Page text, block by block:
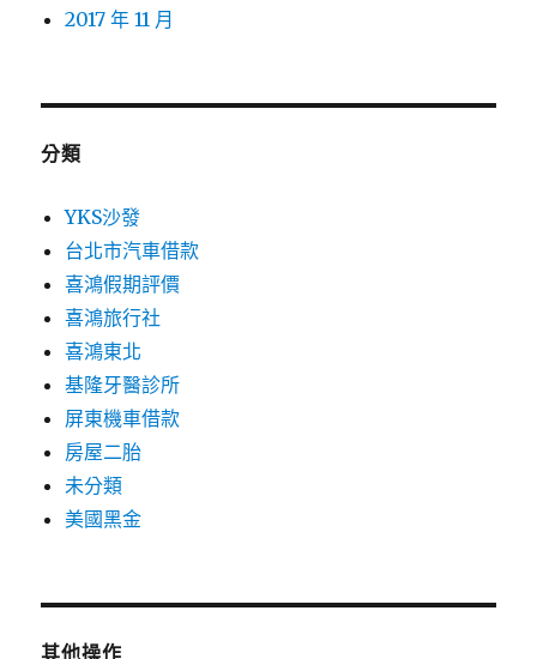
2017 年 11 月
分類
YKS沙發
台北市汽車借款
喜鴻假期評價
喜鴻旅行社
喜鴻東北
基隆牙醫診所
屏東機車借款
房屋二胎
未分類
美國黑金
其他操作